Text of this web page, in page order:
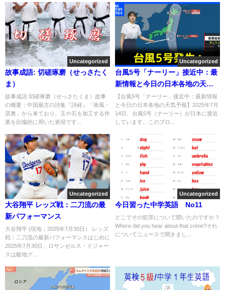
Uncategorized
故事成語: 切磋琢磨（せっさたく
ま）
故事成語:切磋琢磨（せっさたくま）故事
の概要：中国最古の詩集『詩経』「衛風・
淇奥」から来ており、玉や石を加工する作
業を比喩的に用いた表現です...
Uncategorized
台風5号「ナーリー」接近中：最
新情報と今日の日本各地の天気
予報
【台風5号「ナーリー」接近中：最新情報
と今日の日本各地の天気予報】2025年7月
14日、台風5号（ナーリー）が日本に接近
しています。このブロ...
Uncategorized
大谷翔平 レッズ戦：二刀流の最
新パフォーマンス
大谷翔平 (現地；2025年7月30日） レッズ
戦：二刀流の最新パフォーマンスはじめに
2025年7月30日、ロサンゼルス・ドジャー
スは敵地グ...
Uncategorized
今日習った中学英語 No11
どこでその犯罪について聞いたのですか？
Where did you hear about that crime?それ
についてニュースで聞きまし...